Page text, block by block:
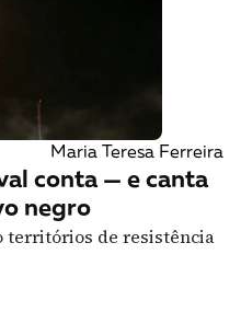
Maria Teresa Ferreira
conta — e canta
negro
territórios de resistência